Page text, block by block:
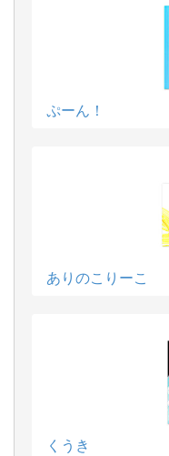
ぷーん！
ありのこりーこ
くうき